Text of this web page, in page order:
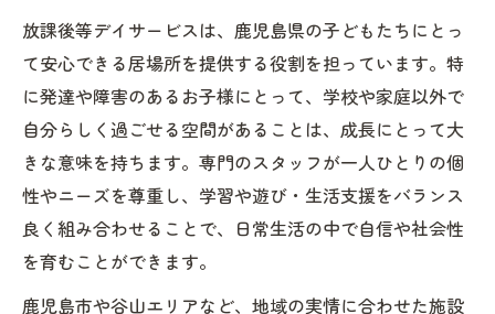
放課後等デイサービスは、鹿児島県の子どもたちにとっ
て安心できる居場所を提供する役割を担っています。特
に発達や障害のあるお子様にとって、学校や家庭以外で
自分らしく過ごせる空間があることは、成長にとって大
きな意味を持ちます。専門のスタッフが一人ひとりの個
性やニーズを尊重し、学習や遊び・生活支援をバランス
良く組み合わせることで、日常生活の中で自信や社会性
を育むことができます。
鹿児島市や谷山エリアなど、地域の実情に合わせた施設